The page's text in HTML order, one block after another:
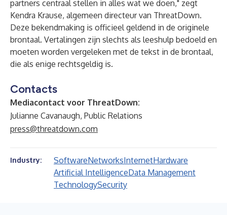
partners centraal stellen in alles wat we doen," zegt
Kendra Krause, algemeen directeur van ThreatDown.
Deze bekendmaking is officieel geldend in de originele
brontaal. Vertalingen zijn slechts als leeshulp bedoeld en
moeten worden vergeleken met de tekst in de brontaal,
die als enige rechtsgeldig is.
Contacts
Mediacontact voor ThreatDown:
Julianne Cavanaugh, Public Relations
press@threatdown.com
Industry: SoftwareNetworksInternetHardware
Artificial IntelligenceData Management
TechnologySecurity